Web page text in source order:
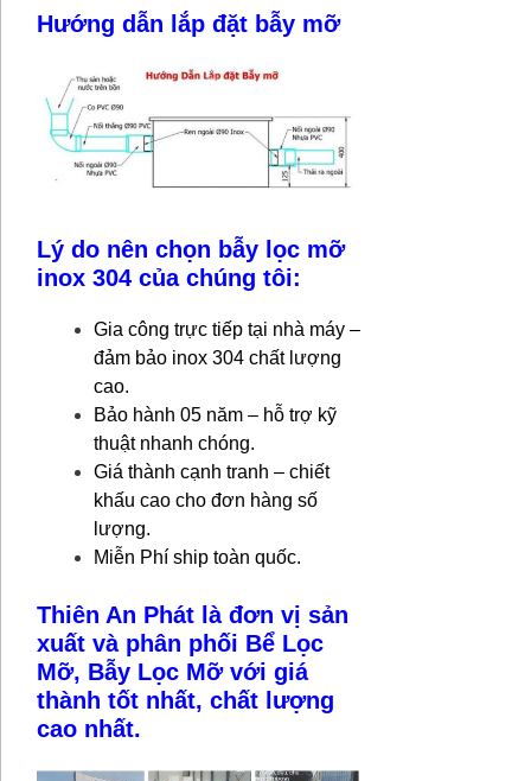
Hướng dẫn lắp đặt bẫy mỡ
Lý do nên chọn bẫy lọc mỡ
inox 304 của chúng tôi:
Gia công trực tiếp tại nhà máy –
đảm bảo inox 304 chất lượng
cao.
Bảo hành 05 năm – hỗ trợ kỹ
thuật nhanh chóng.
Giá thành cạnh tranh – chiết
khấu cao cho đơn hàng số
lượng.
Miễn Phí ship toàn quốc.
Thiên An Phát là đơn vị sản
xuất và phân phối Bể Lọc
Mỡ, Bẫy Lọc Mỡ với giá
thành tốt nhất, chất lượng
cao nhất.